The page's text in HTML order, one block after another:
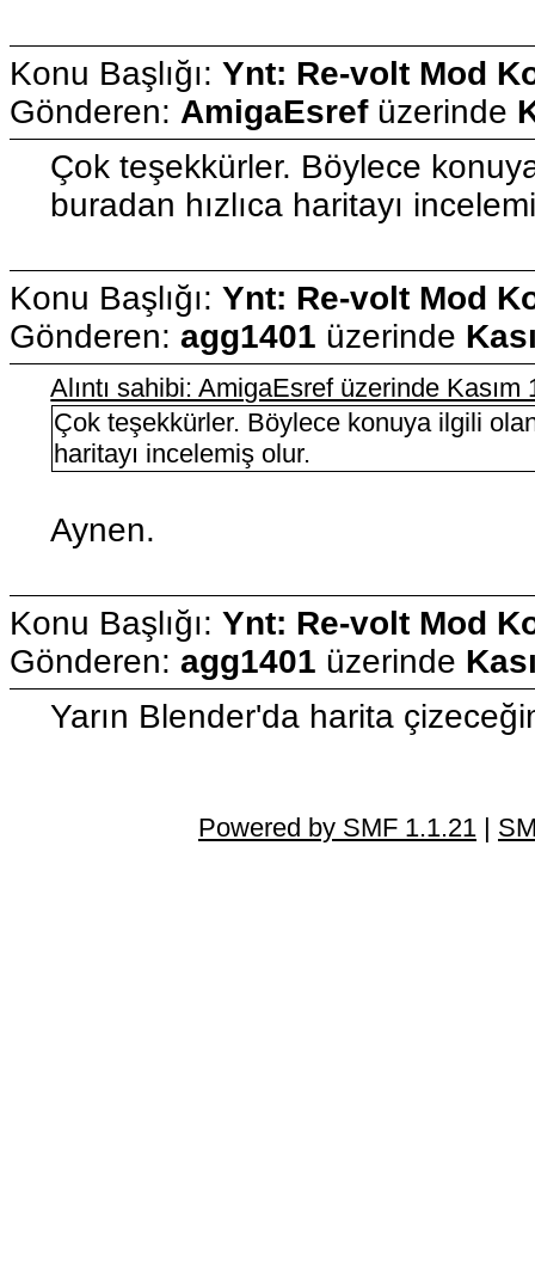
Konu Başlığı: Ynt: Re-volt Mod
Gönderen: AmigaEsrefüzerinde
Çok teşekkürler. Böylece
buradan hızlıca haritayı
Konu Başlığı: Ynt: Re-volt Mod
Gönderen: agg1401 üzerinde
Alıntı sahibi: AmigaEsref üzerinde
Çok teşekkürler. Böylece konuya ilgili
haritayı incelemiş olur.
Aynen.
Konu Başlığı: Ynt: Re-volt Mod
Gönderen: agg1401 üzerinde
Yarın Blender'da harita
Powered by SMF 1.1.21 |